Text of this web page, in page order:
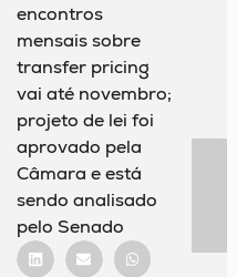
encontros
mensais sobre
transfer pricing
vai até novembro;
projeto de lei foi
aprovado pela
Câmara e está
sendo analisado
pelo Senado